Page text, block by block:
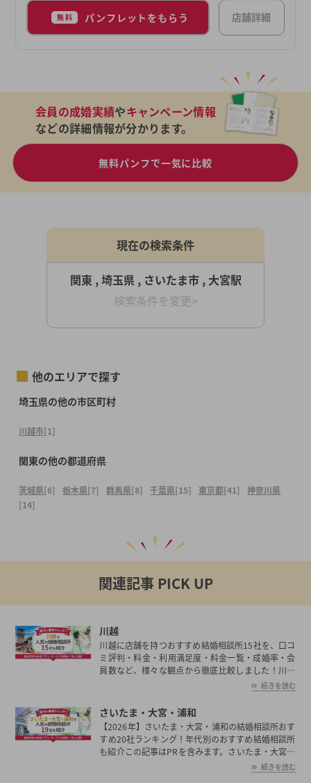
無料 パンフレットをもらう 店舗詳細
会員の成婚実績やキャンペーン情報
などの詳細情報が分かります。
無料パンフで一気に比較
現在の検索条件
関東 , 埼玉県 , さいたま市 , 大宮駅
検索条件を変更>
他のエリアで探す
埼玉県の他の市区町村
川越市[1]
関東の他の都道府県
茨城県[6] 栃木県[7] 群馬県[8] 千葉県[15] 東京都[41]
神奈川県
[14]
関連記事 PICK UP
川越
川越に店舗を持つおすすめ結婚相談所15社を、口コ
ミ評判・料金・利用満足度・料金一覧・成婚率・会
員数など、様々な観点から徹底比較しました！川越
の平均初婚年齢は、男性が30.8歳、女性が28.9歳と
男女共に日本全国の平均初婚年齢と比べ高い。あな
たの年収や職業、ご希望に沿った理想の相手を川越
で見つけたいとお考えの方は是非ご覧ください。
続きを読む
さいたま・大宮・浦和
【2026年】さいたま・大宮・浦和の結婚相談所おす
すめ20社ランキング！年代別のおすすめ結婚相談所
も紹介この記事はPRを含みます。さいたま・大宮・
浦和は大手結婚相談所と地域密着型結婚相談所が多
く集まっているという特徴があります。ただ「どの
続きを読む